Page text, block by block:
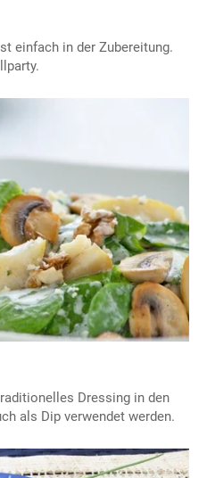
einfach in der Zubereitung.
Dressing in den
als Dip verwendet werden.